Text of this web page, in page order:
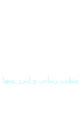
مطب زیبایی و لیزر میها